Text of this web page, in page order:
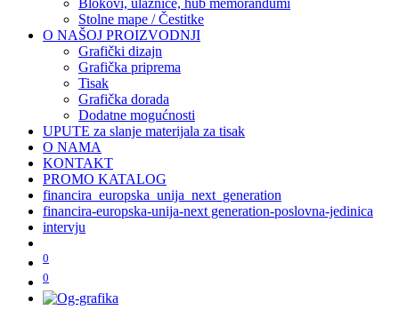
Stolne mape / Čestitke
O NAŠOJ PROIZVODNJI
Grafički dizajn
Grafička priprema
Tisak
Grafička dorada
Dodatne mogućnosti
UPUTE za slanje materijala za tisak
O NAMA
KONTAKT
PROMO KATALOG
financira_europska_unija_next_generation
financira-europska-unija-next generation-poslovna-jedinica
intervju
0
0